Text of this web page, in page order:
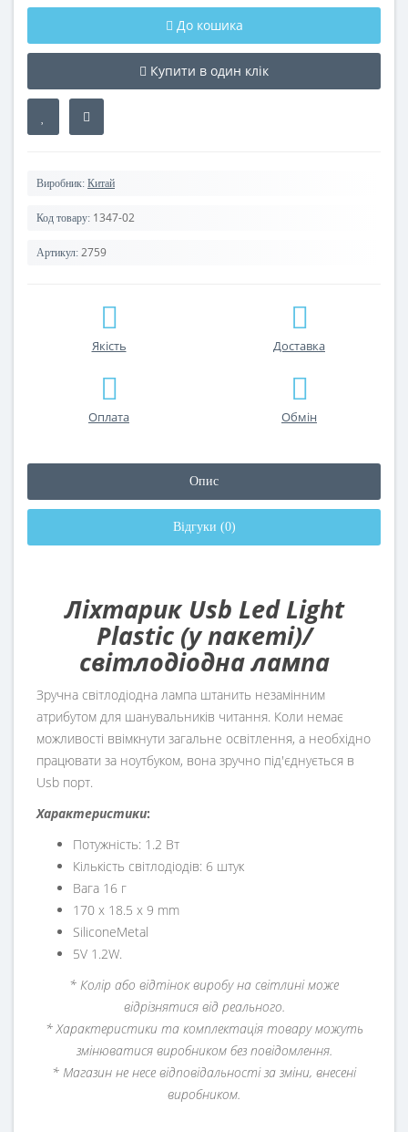
До кошика
Купити в один клік
Виробник: Китай
Код товару: 1347-02
Артикул: 2759
Якість Доставка
Оплата Обмін
Опис
Відгуки (0)
Ліхтарик Usb Led Light
Plastic (у пакеті)/
світлодіодна лампа
Зручна світлодіодна лампа штанить незамінним
атрибутом для шанувальників читання. Коли немає
можливості ввімкнути загальне освітлення, а необхідно
працювати за ноутбуком, вона зручно під'єднується в
Usb порт.
Характеристики:
Потужність: 1.2 Вт
Кількість світлодіодів: 6 штук
Вага 16 г
170 x 18.5 x 9 mm
SiliconeMetal
5V 1.2W.
* Колір або відтінок виробу на світлині може
відрізнятися від реального.
* Характеристики та комплектація товару можуть
змінюватися виробником без повідомлення.
* Магазин не несе відповідальності за зміни, внесені
виробником.